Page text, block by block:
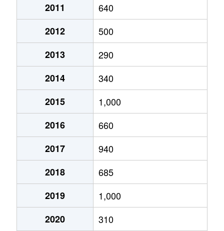
2011
640
2012
500
2013
290
2014
340
2015
1,000
2016
660
2017
940
2018
685
2019
1,000
2020
310